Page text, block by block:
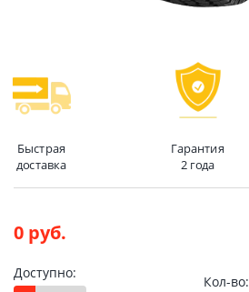
Быстрая
доставка
Гарантия
2 года
0 руб.
Доступно:
Кол-во: